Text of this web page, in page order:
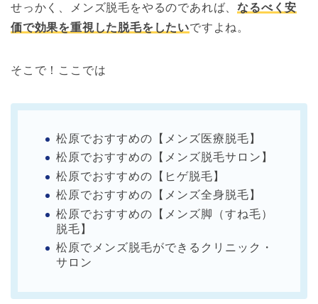
せっかく、メンズ脱毛をやるのであれば、なるべく安
価で効果を重視した脱毛をしたいですよね。
そこで！ここでは
松原でおすすめの【メンズ医療脱毛】
松原でおすすめの【メンズ脱毛サロン】
松原でおすすめの【ヒゲ脱毛】
松原でおすすめの【メンズ全身脱毛】
松原でおすすめの【メンズ脚（すね毛）
脱毛】
松原でメンズ脱毛ができるクリニック・
サロン